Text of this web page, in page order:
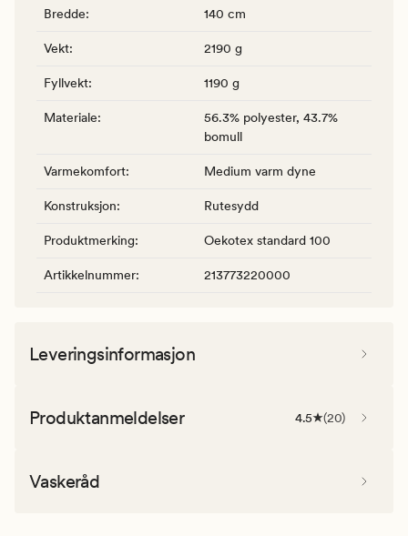
Bredde: 140 cm
Vekt: 2190 g
Fyllvekt: 1190 g
Materiale:
56.3% polyester, 43.7%
bomull
Varmekomfort: Medium varm dyne
Konstruksjon: Rutesydd
Produktmerking: Oekotex standard 100
Artikkelnummer: 213773220000
Leveringsinformasjon
Produktanmeldelser 4.5 (20)
Vaskeråd